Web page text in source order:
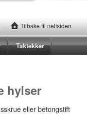
Tilbake til nettsiden
Taktekker
hylser
eller betongstift